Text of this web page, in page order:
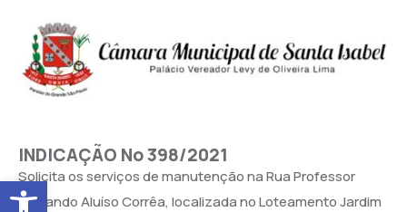
Abrir a barra de ferramentas
INDICAÇÃO No 398/2021
Solicita os serviços de manutenção na Rua Professor
Fernando Aluíso Corrêa, localizada no Loteamento Jardim